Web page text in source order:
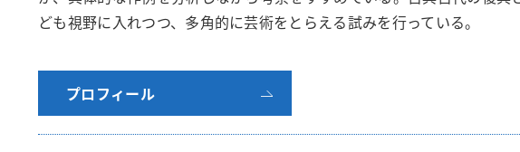
ども視野に入れつつ、多角的に芸術をとらえる試みを行っている。
プロフィール